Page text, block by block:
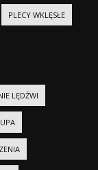
PLECY WKLĘSŁE
LĘDŹWI